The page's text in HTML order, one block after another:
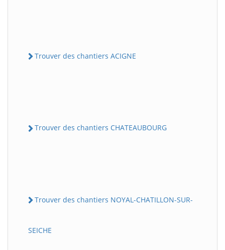
Trouver des chantiers ACIGNE
Trouver des chantiers CHATEAUBOURG
Trouver des chantiers NOYAL-CHATILLON-SUR-
SEICHE